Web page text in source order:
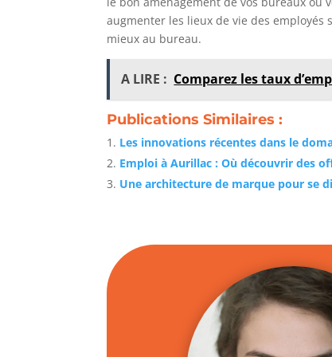
augmenter les lieux de vie des
mieux au bureau.
A LIRE : Comparez les taux
Publications Similaires :
Les innovations récentes dans le
Emploi à Aurillac : Où découvrir des
Une architecture de marque pour se